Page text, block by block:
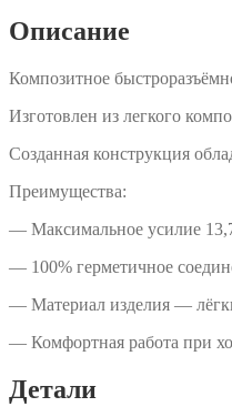
Описание
Композитное
Изготовлен из легкого
Созданная конструкция
Преимущества:
— Максимальное усилие
— 100% герметичное
— Материал изделия —
— Комфортная работа при
Детали